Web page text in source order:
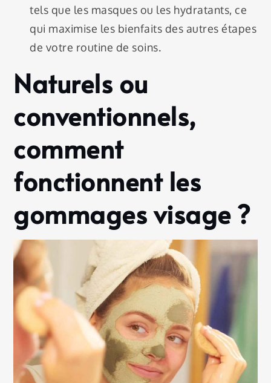
tels que les masques ou les hydratants, ce
qui maximise les bienfaits des autres étapes
de votre routine de soins.
Naturels ou
conventionnels,
comment
fonctionnent les
gommages visage ?